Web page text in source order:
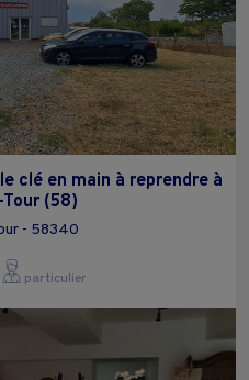
clé en main à reprendre à
(58)
- 58340
particulier